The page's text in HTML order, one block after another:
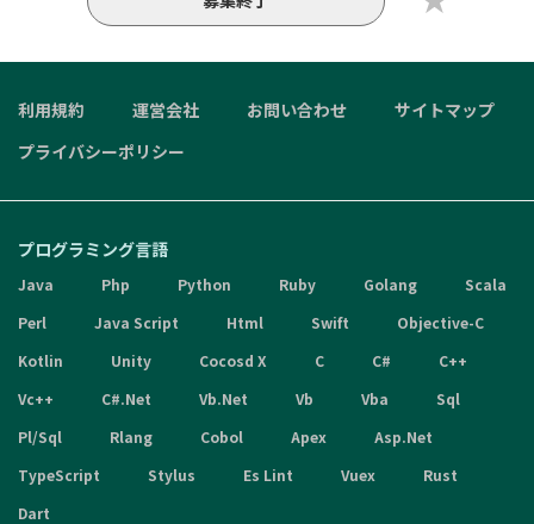
利用規約 運営会社 お問い合わせ
サイトマップ
プライバシーポリシー
プログラミング言語
Java Php Python Ruby Golang
Scala
Perl
Java Script Html Swift
Objective-C
Kotlin
Unity Cocosd X C C#
C++
Vc++
C#.Net Vb.Net Vb Vba
Sql
Pl/Sql
Rlang Cobol Apex
Asp.Net
TypeScript
Stylus Es Lint Vuex
Rust
Dart